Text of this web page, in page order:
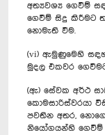
අත්‍යවශ්‍ය ගෙවීම්
ගෙවීම් සිදු කිරීමට
නොමැති වීම.
(vi) ඇමුණුමෙහි
මුදල එකවර
(ඇ) සේවක අර්ථ
කොමසාරිස්වරයා
පවතින අතර,
නියෝගයන්හි ගෙවීම්